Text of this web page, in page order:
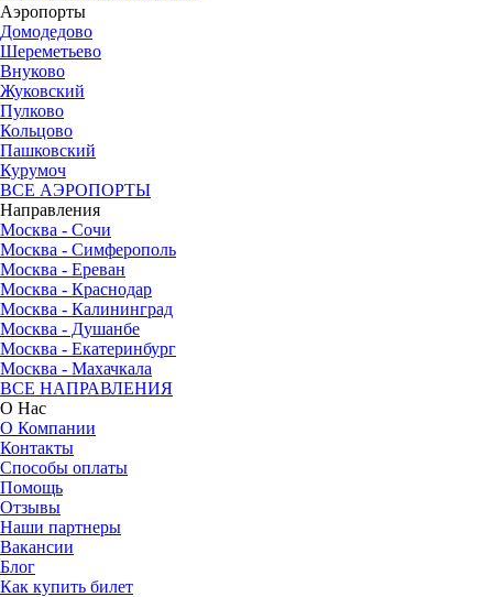
Аэропорты
Домодедово
Шереметьево
Внуково
Жуковский
Пулково
Кольцово
Пашковский
Курумоч
ВСЕ АЭРОПОРТЫ
Направления
Москва - Сочи
Москва - Симферополь
Москва - Ереван
Москва - Краснодар
Москва - Калининград
Москва - Душанбе
Москва - Екатеринбург
Москва - Махачкала
ВСЕ НАПРАВЛЕНИЯ
О Нас
О Компании
Контакты
Способы оплаты
Помощь
Отзывы
Наши партнеры
Вакансии
Блог
Как купить билет